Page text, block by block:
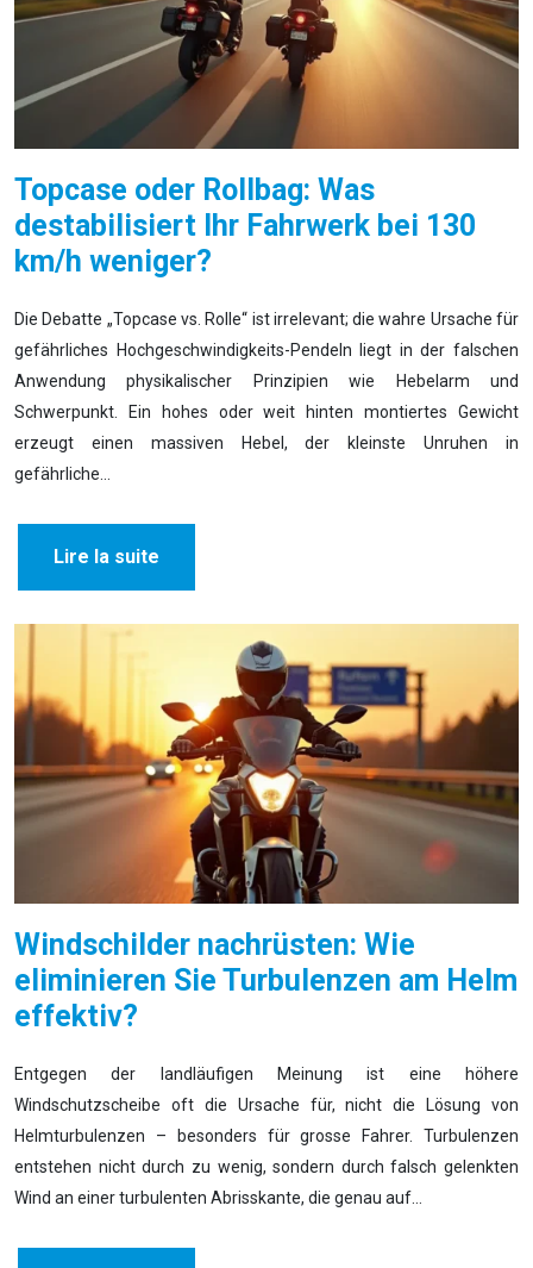
Topcase oder Rollbag: Was
destabilisiert Ihr Fahrwerk bei 130
km/h weniger?
Die Debatte „Topcase vs. Rolle“ ist irrelevant; die wahre Ursache für
gefährliches Hochgeschwindigkeits-Pendeln liegt in der falschen
Anwendung physikalischer Prinzipien wie Hebelarm und
Schwerpunkt. Ein hohes oder weit hinten montiertes Gewicht
erzeugt einen massiven Hebel, der kleinste Unruhen in
gefährliche…
Lire la suite
Windschilder nachrüsten: Wie
eliminieren Sie Turbulenzen am Helm
effektiv?
Entgegen der landläufigen Meinung ist eine höhere
Windschutzscheibe oft die Ursache für, nicht die Lösung von
Helmturbulenzen – besonders für grosse Fahrer. Turbulenzen
entstehen nicht durch zu wenig, sondern durch falsch gelenkten
Wind an einer turbulenten Abrisskante, die genau auf…